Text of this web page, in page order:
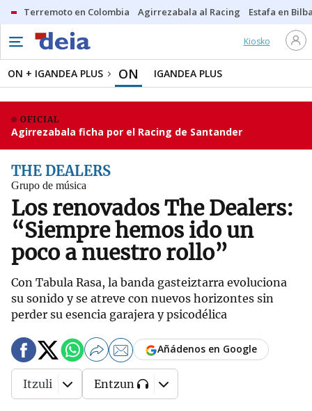
Terremoto en Colombia Agirrezabala al Racing Estafa en
Kiosko
ON + IGANDEA PLUS ON IGANDEA PLUS
OFICIAL
Agirrezabala ficha por el Racing de Santander
THE DEALERS
Grupo de música
Los renovados The Dealers:
“Siempre hemos ido un
poco a nuestro rollo”
Con Tabula Rasa, la banda gasteiztarra evoluciona
su sonido y se atreve con nuevos horizontes sin
perder su esencia garajera y psicodélica
Añádenos en Google
Itzuli Entzun